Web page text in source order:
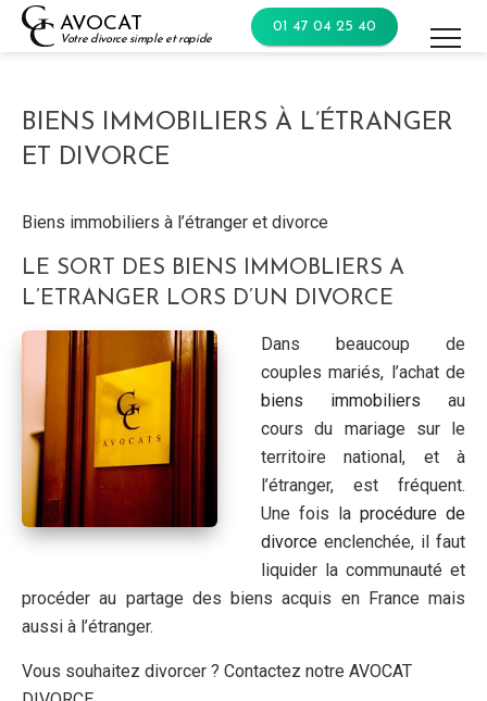
Skip
AVOCAT
Votre divorce simple et rapide
01 47 04 25 40
BIENS IMMOBILIERS À L’ÉTRANGER
ET DIVORCE
Biens immobiliers à l’étranger et divorce
LE SORT DES BIENS IMMOBLIERS A
L’ETRANGER LORS D’UN DIVORCE
Dans beaucoup de
couples mariés, l’achat de
biens immobiliers au
cours du mariage sur le
territoire national, et à
l’étranger, est fréquent.
Une fois la procédure de
divorce enclenchée, il faut
liquider la communauté et
procéder au partage des biens acquis en France mais
aussi à l’étranger.
Vous souhaitez divorcer ? Contactez notre AVOCAT